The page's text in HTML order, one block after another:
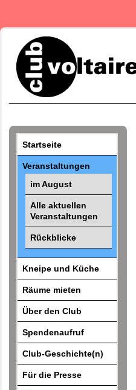
Startseite
Veranstaltungen
im August
Alle aktuellen
Veranstaltungen
Rückblicke
Kneipe und Küche
Räume mieten
Über den Club
Spendenaufruf
Club-Geschichte(n)
Für die Presse